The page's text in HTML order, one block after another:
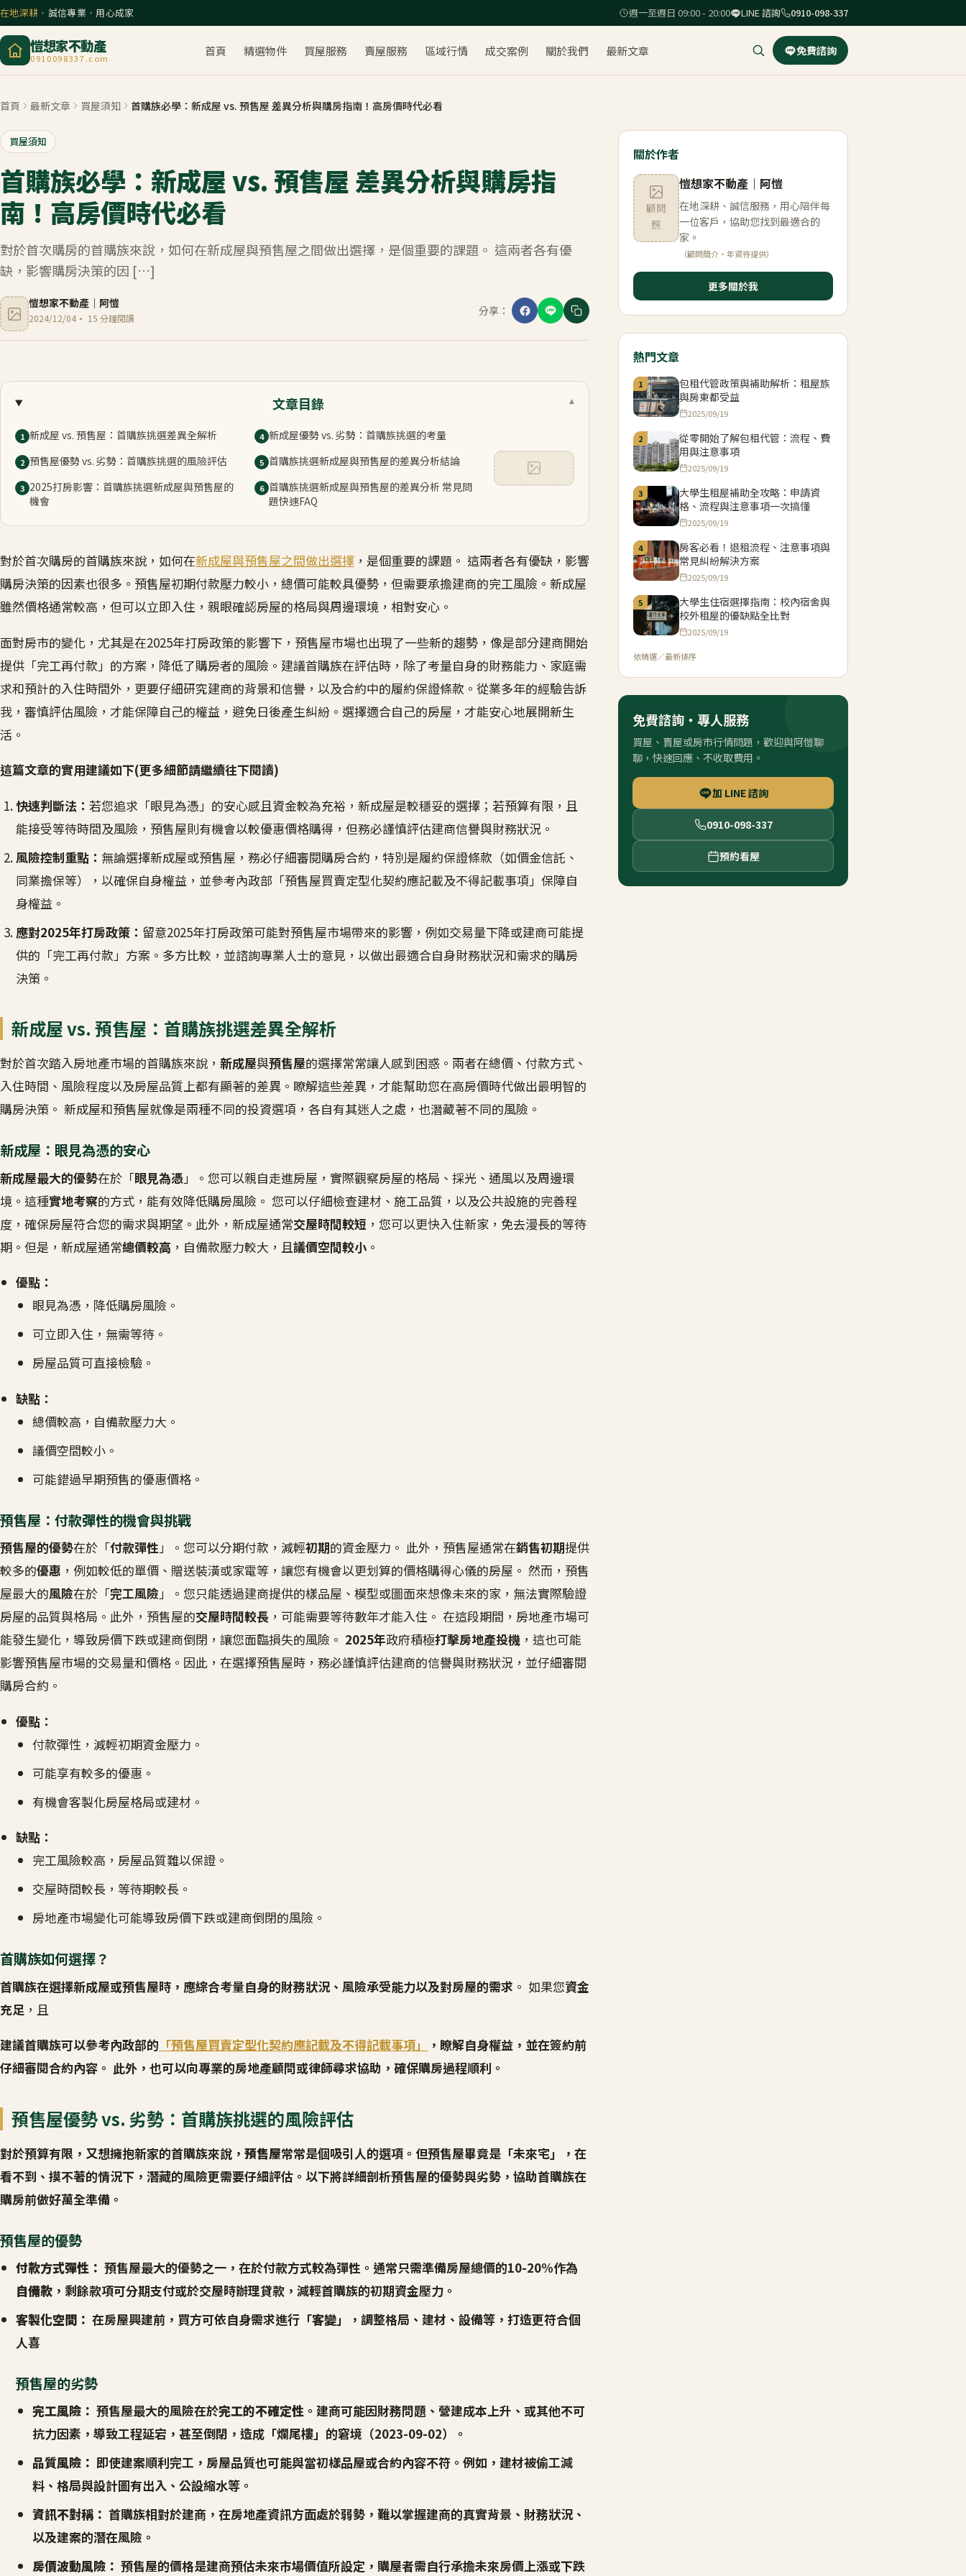
在地深耕 ・ 誠信專業・用心成家 週一至週日 09:00 - 20:00 LINE 諮詢 0910-098-337
愷想家不動產
0910098337.com
首頁 精選物件 買屋服務 賣屋服務 區域行情 成交案例 關於我們 最新文章 免費諮詢
首頁 最新文章 買屋須知 首購族必學：新成屋 vs. 預售屋 差異分析與購房指南！高房價時代必看
買屋須知
首購族必學：新成屋 vs. 預售屋 差異分析與購房指
南！高房價時代必看
對於首次購房的首購族來說，如何在新成屋與預售屋之間做出選擇，是個重要的課題。 這兩者各有優
缺，影響購房決策的因 […]
愷想家不動產 ｜ 阿愷
2024/12/04 · 15 分鐘閱讀
分享：
文章目錄 ▾
1 新成屋 vs. 預售屋：首購族挑選差異全解析
2 預售屋優勢 vs. 劣勢：首購族挑選的風險評估
3 2025打房影響：首購族挑選新成屋與預售屋的
機會
4 新成屋優勢 vs. 劣勢：首購族挑選的考量
5 首購族挑選新成屋與預售屋的差異分析結論
6 首購族挑選新成屋與預售屋的差異分析 常見問
題快速FAQ
對於首次購房的首購族來說，如何在新成屋與預售屋之間做出選擇 ，是個重要的課題。 這兩者各有優缺，影響
購房決策的因素也很多。預售屋初期付款壓力較小，總價可能較具優勢，但需要承擔建商的完工風險。新成屋
雖然價格通常較高，但可以立即入住，親眼確認房屋的格局與周邊環境，相對安心。
面對房市的變化，尤其是在2025年打房政策的影響下，預售屋市場也出現了一些新的趨勢，像是部分建商開始
提供「完工再付款」的方案，降低了購房者的風險。建議首購族在評估時，除了考量自身的財務能力、家庭需
求和預計的入住時間外，更要仔細研究建商的背景和信譽，以及合約中的履約保證條款。從業多年的經驗告訴
我，審慎評估風險，才能保障自己的權益，避免日後產生糾紛。選擇適合自己的房屋，才能安心地展開新生
活。
這篇文章的實用建議如下(更多細節請繼續往下閱讀)
快速判斷法：若您追求「眼見為憑」的安心感且資金較為充裕，新成屋是較穩妥的選擇；若預算有限，且
能接受等待時間及風險，預售屋則有機會以較優惠價格購得，但務必謹慎評估建商信譽與財務狀況。
風險控制重點： 無論選擇新成屋或預售屋，務必仔細審閱購房合約，特別是履約保證條款（如價金信託、
同業擔保等），以確保自身權益，並參考內政部「預售屋買賣定型化契約應記載及不得記載事項」保障自
身權益。
應對2025年打房政策： 留意2025年打房政策可能對預售屋市場帶來的影響，例如交易量下降或建商可能提
供的「完工再付款」方案。多方比較，並諮詢專業人士的意見，以做出最適合自身財務狀況和需求的購房
決策。
新成屋 vs. 預售屋：首購族挑選差異全解析
對於首次踏入房地產市場的首購族來說， 新成屋與預售屋的選擇常常讓人感到困惑。兩者在總價、付款方式、
入住時間、風險程度以及房屋品質上都有顯著的差異。瞭解這些差異，才能幫助您在高房價時代做出最明智的
購房決策。 新成屋和預售屋就像是兩種不同的投資選項，各自有其迷人之處，也潛藏著不同的風險。
新成屋：眼見為憑的安心
新成屋最大的優勢在於「眼見為憑 」。您可以親自走進房屋，實際觀察房屋的格局、採光、通風以及周邊環
境。這種實地考察的方式，能有效降低購房風險。 您可以仔細檢查建材、施工品質，以及公共設施的完善程
度，確保房屋符合您的需求與期望。此外，新成屋通常交屋時間較短 ，您可以更快入住新家，免去漫長的等待
期。但是，新成屋通常總價較高 ，自備款壓力較大，且議價空間較小 。
優點：
眼見為憑，降低購房風險。
可立即入住，無需等待。
房屋品質可直接檢驗。
缺點：
總價較高，自備款壓力大。
議價空間較小。
可能錯過早期預售的優惠價格。
預售屋：付款彈性的機會與挑戰
預售屋的優勢在於「付款彈性」。您可以分期付款，減輕初期的資金壓力。 此外，預售屋通常在銷售初期提供
較多的優惠 ，例如較低的單價、贈送裝潢或家電等，讓您有機會以更划算的價格購得心儀的房屋。 然而，預售
屋最大的風險在於「完工風險」。您只能透過建商提供的樣品屋、模型或圖面來想像未來的家，無法實際驗證
房屋的品質與格局。此外，預售屋的交屋時間較長 ，可能需要等待數年才能入住。 在這段期間，房地產市場可
能發生變化，導致房價下跌或建商倒閉，讓您面臨損失的風險。 2025年政府積極打擊房地產投機 ，這也可能
影響預售屋市場的交易量和價格。因此，在選擇預售屋時，務必謹慎評估建商的信譽與財務狀況，並仔細審閱
購房合約。
優點：
付款彈性，減輕初期資金壓力。
可能享有較多的優惠。
有機會客製化房屋格局或建材。
缺點：
完工風險較高，房屋品質難以保證。
交屋時間較長，等待期較長。
房地產市場變化可能導致房價下跌或建商倒閉的風險。
首購族如何選擇？
首購族在選擇新成屋或預售屋時，應綜合考量自身的財務狀況、風險承受能力以及對房屋的需求 。 如果您資金
充足 ，且
建議首購族可以參考內政部的 「預售屋買賣定型化契約應記載及不得記載事項」
，瞭解自身權益，並在簽約前
仔細審閱合約內容。 此外，也可以向專業的房地產顧問或律師尋求協助，確保購房過程順利。
預售屋優勢 vs. 劣勢：首購族挑選的風險評估
對於預算有限，又想擁抱新家的首購族來說， 預售屋常常是個吸引人的選項。但預售屋畢竟是「未來宅」，在
看不到、摸不著的情況下，潛藏的風險更需要仔細評估。以下將詳細剖析預售屋的優勢與劣勢，協助首購族在
購房前做好萬全準備。
預售屋的優勢
付款方式彈性： 預售屋最大的優勢之一，在於付款方式較為彈性。通常只需準備房屋總價的10-20%作為
自備款 ，剩餘款項可分期支付或於交屋時辦理貸款，減輕首購族的初期資金壓力。
客製化空間： 在房屋興建前，買方可依自身需求進行「客變」，調整格局、建材、設備等，打造更符合個
人喜
預售屋的劣勢
完工風險： 預售屋最大的風險在於完工的不確定性。建商可能因財務問題、營建成本上升、或其他不可
抗力因素，導致工程延宕，甚至倒閉，造成「爛尾樓」的窘境（2023-09-02）。
品質風險： 即使建案順利完工，房屋品質也可能與當初樣品屋或合約內容不符。例如，建材被偷工減
料、格局與設計圖有出入、公設縮水等。
資訊不對稱： 首購族相對於建商，在房地產資訊方面處於弱勢，難以掌握建商的真實背景、財務狀況、
以及建案的潛在風險。
房價波動風險： 預售屋的價格是建商預估未來市場價值所設定，購屋者需自行承擔未來房價上漲或下跌
關於作者
顧問
照
愷想家不動產 ｜ 阿愷
在地深耕、誠信服務，用心陪伴每
一位客戶，協助您找到最適合的
家。
（顧問簡介・年資待提供）
更多關於我
熱門文章
1
包租代管政策與補助解析：租屋族
與房東都受益
2025/09/19
2
從零開始了解包租代管：流程、費
用與注意事項
2025/09/19
3
大學生租屋補助全攻略：申請資
格、流程與注意事項一次搞懂
2025/09/19
4
房客必看！退租流程、注意事項與
常見糾紛解決方案
2025/09/19
5
大學生住宿選擇指南：校內宿舍與
校外租屋的優缺點全比對
2025/09/19
依精選／最新排序
免費諮詢・專人服務
買屋、賣屋或房市行情問題，歡迎與阿愷聊
聊，快速回應、不收取費用。
加 LINE 諮詢
0910-098-337
預約看屋